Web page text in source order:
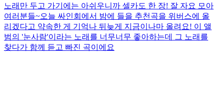
노래만 두고 가기에는 아쉬우니까 셀카도 한 장! 잘 자요 모아
여러분들~오늘 싸인회에서 밤에 들을 추천곡을 위버스에 올
리겠다고 약속한 게 기억나 뒤늦게 지금이나마 올려요! 이 앨
범의 '눈사람'이라는 노래를 너무너무 좋아하는데 그 노래를
찾다가 함께 듣고 빠진 곡이에요